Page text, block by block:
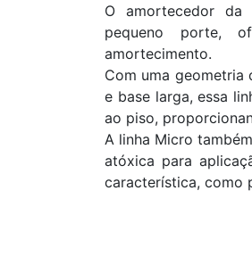
O amortecedor
pequeno porte,
amortecimento.
Com uma geometria
e base larga, essa
ao piso,
A linha Micro
atóxica para
característica, como